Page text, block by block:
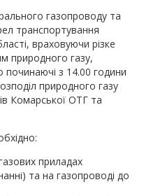
газопроводу та
транспортування
враховуючи різке
природного газу,
з 14.00 години
природного газу
Комарської ОТГ та
приладах
та на газопроводі до